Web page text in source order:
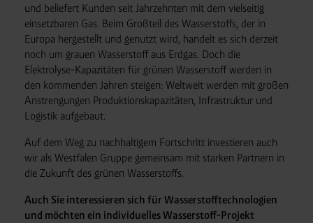
und beliefert Kunden seit Jahrzehnten mit dem vielseitig
einsetzbaren Gas. Beim Großteil des Wasserstoffs, der in
Europa hergestellt und genutzt wird, handelt es sich derzeit
noch um grauen Wasserstoff aus Erdgas. Doch die
Elektrolyse-Kapazitäten für grünen Wasserstoff werden in
den kommenden Jahren steigen: Weltweit werden mit großen
Anstrengungen Produktionskapazitäten, Infrastruktur und
Logistik aufgebaut.
Auf dem Weg zu nachhaltigem Fortschritt investieren auch
wir als Westfalen Gruppe gemeinsam mit starken Partnern in
die Zukunft des grünen Wasserstoffs.
Auch Sie interessieren sich für Wasserstofftechnologien
und möchten ein individuelles Wasserstoff-Projekt